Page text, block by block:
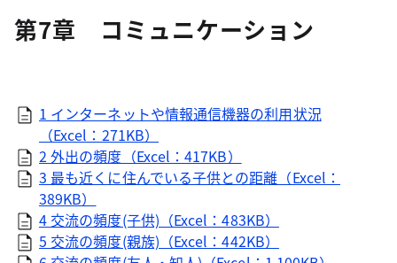
第7章 コミュニケーション
1 インターネットや情報通信機器の利用状況
（Excel：271KB）
2 外出の頻度（Excel：417KB）
3 最も近くに住んでいる子供との距離（Excel：
389KB）
4 交流の頻度(子供)（Excel：483KB）
5 交流の頻度(親族)（Excel：442KB）